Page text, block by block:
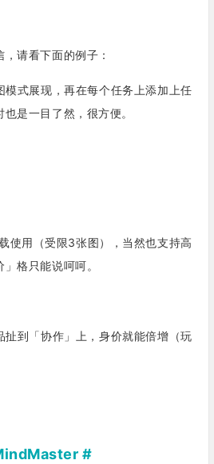
请看下面的例子：
模式展现，再在每个任务上添加上任
是一目了然，很方便。
使用（受限3张图），当然也支持高
格只能说呵呵。
扯到「协作」上，身价就能倍增（玩
#